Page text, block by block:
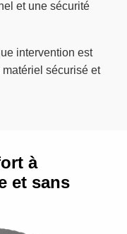
et une sécurité
intervention est
sécurisé et
à
et sans